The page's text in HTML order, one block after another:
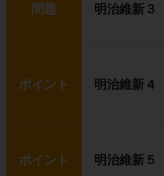
問題 明治維新３
ポイント 明治維新４
ポイント 明治維新５